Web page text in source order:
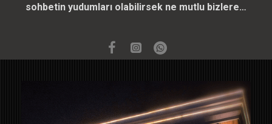
sohbetin yudumları olabilirsek ne mutlu bizlere…